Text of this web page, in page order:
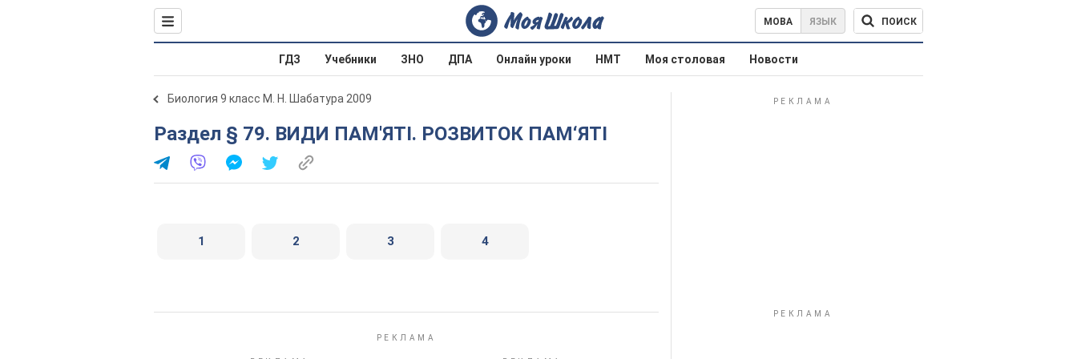
МОВА ЯЗЫК ПОИСК
ГДЗ Учебники ЗНО ДПА Онлайн уроки НМТ Моя столовая Новости
Биология 9 класс М. Н. Шабатура 2009
Раздел § 79. ВИДИ ПАМ'ЯТІ. РОЗВИТОК ПАМ‘ЯТІ
1 2 3 4